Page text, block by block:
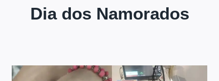
Dia dos Namorados